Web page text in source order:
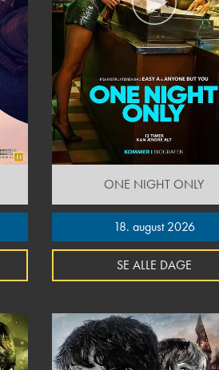
ONE NIGHT ONLY
18. august 2026
SE ALLE DAGE